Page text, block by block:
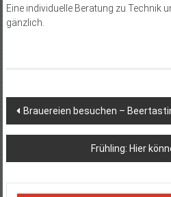
Eine individuelle Beratung zu Technik
gänzlich.
Beitragsnavigation
Brauereien besuchen –
Frühling: Hier